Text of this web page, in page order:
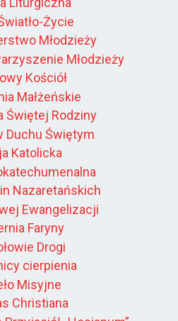
Życie
Młodzieży
Młodzieży
Kościół
Małżeńskie
Świętej Rodziny
Duchu Świętym
Katolicka
Nazaretańskich
Ewangelizacji
Faryny
Drogi
cierpienia
Misyjne
Christiana